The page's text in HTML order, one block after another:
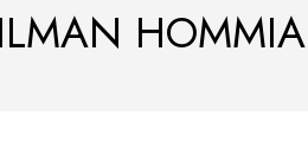
HOMMIA